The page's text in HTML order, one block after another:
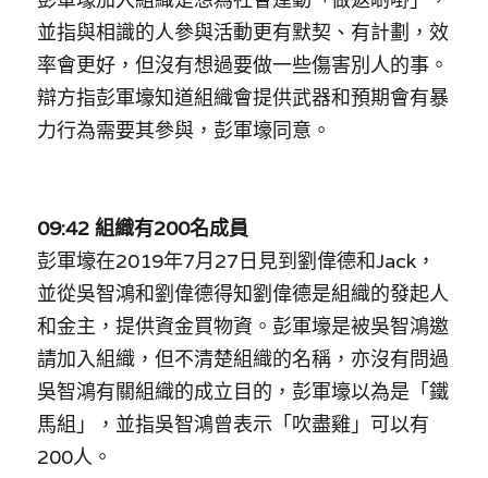
並指與相識的人參與活動更有默契、有計劃，效
率會更好，但沒有想過要做一些傷害別人的事。
辯方指彭軍壕知道組織會提供武器和預期會有暴
力行為需要其參與，彭軍壕同意。
09:42 組織有200名成員
彭軍壕在2019年7月27日見到劉偉德和Jack，
並從吳智鴻和劉偉德得知劉偉德是組織的發起人
和金主，提供資金買物資。彭軍壕是被吳智鴻邀
請加入組織，但不清楚組織的名稱，亦沒有問過
吳智鴻有關組織的成立目的，彭軍壕以為是「鐵
馬組」，並指吳智鴻曾表示「吹盡雞」可以有
200人。